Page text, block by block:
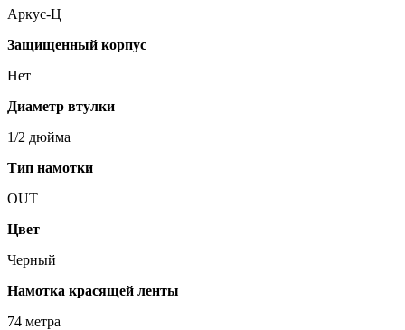
Аркус-Ц
Защищенный корпус
Нет
Диаметр втулки
1/2 дюйма
Тип намотки
OUT
Цвет
Черный
Намотка красящей ленты
74 метра